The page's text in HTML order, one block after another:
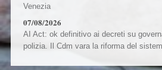
Venezia
07/08/2026
AI Act: ok definitivo ai decreti su
polizia. Il Cdm vara la riforma del